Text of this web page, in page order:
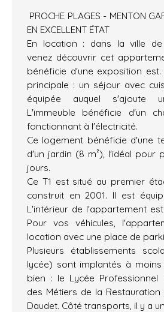
PROCHE PLAGES - MENTON
EN EXCELLENT ÉTAT
En location : dans la ville
venez découvrir cet
bénéficie d'une exposition
principale : un séjour avec
équipée auquel s'ajoute
L'immeuble bénéficie d'un
fonctionnant à l'électricité.
Ce logement bénéficie d'une
d'un jardin (8 m²), l'idéal pour
jours.
Ce T1 est situé au premier
construit en 2001. Il est
L'intérieur de l'appartement
Pour vos véhicules,
location avec une place de
Plusieurs établissements
lycée) sont implantés à
bien : le Lycée Professionnel
des Métiers de la Restauration
Daudet. Côté transports, il y a